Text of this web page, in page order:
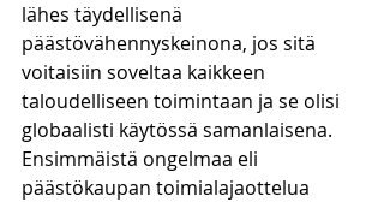
lähes täydellisenä
päästövähennyskeinona, jos sitä
voitaisiin soveltaa kaikkeen
taloudelliseen toimintaan ja se olisi
globaalisti käytössä samanlaisena.
Ensimmäistä ongelmaa eli
päästökaupan toimialajaottelua